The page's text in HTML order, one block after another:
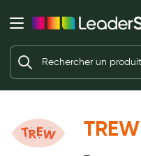
Ma Pharmacie
Ouvrir l'application
Beauté et soin
Corps TREW